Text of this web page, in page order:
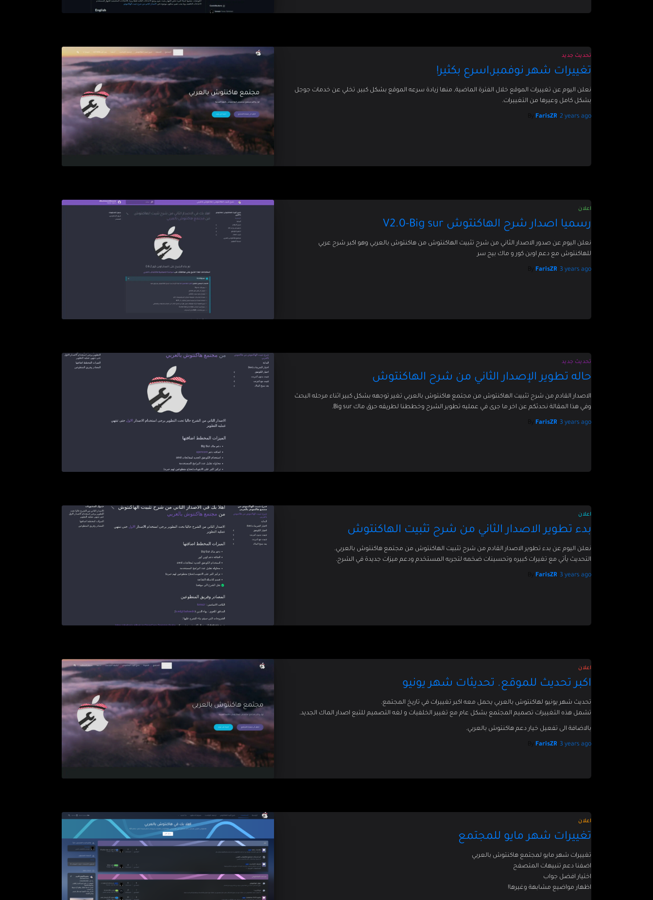
تحديث جديد
تغييرات شهر نوفمبر,اسرع بكثير!
نعلن اليوم عن تغييرات الموقع خلال الفترة الماضية, منها زيادة سرعه الموقع بشكل كبير, تخلي عن خدمات جوجل
بشكل كامل وعيرها من التغييرات.
FarisZR, 2 years ago
اعلان
رسميا اصدار شرح الهاكنتوش V2.0-Big sur
نعلن اليوم عن صدور الاصدار الثاني من شرح تثبيت الهاكنتوش من هاكنتوش بالعربي وهو اكبر شرح عربي
للهاكنتوش مع دعم اوبن كور و ماك بيج سر
FarisZR, 3 years ago
تحديث جديد
حاله تطوير الإصدار الثاني من شرح الهاكنتوش
الاصدار القادم من شرح تثبيت الهاكنتوش من مجتمع هاكنتوش بالعربي تغير توجهه بشكل كبير اثناء مرحله البحث
وفي هذا المقالة نحدثكم عن اخر ما جرى في عمليه تطوير الشرح وخططنا لطريقه حرق ماك Big sur.
FarisZR, 3 years ago
اعلان
بدء تطوير الاصدار الثاني من شرح تثبيت الهاكنتوش
نعلن اليوم عن بدء تطوير الاصدار القادم من شرح تثبيت الهاكنتوش من مجتمع هاكنتوش بالعربي.
التحديث يأتي مع تغيرات كبيره وتحسينات ضخمه لتجربه المستخدم ودعم ميزات جديدة في الشرح.
FarisZR, 3 years ago
اعلان
اكبر تحديث للموقع. تحديثات شهر يونيو
تحديث شهر يونيو لهاكنتوش بالعربي يحمل معه اكبر تغييرات في تاريخ المجتمع.
تشمل هذه التغييرات تصميم المجتمع بشكل عام مع تغيير الخلفيات و لغه التصميم للتبع اصدار الماك الجديد.
بالاضافة الى تفعيل خيار دعم هاكنتوش بالعربي.
FarisZR, 3 years ago
اعلان
تغييرات شهر مايو للمجتمع
تغييرات شهر مايو لمجتمع هاكنتوش بالعربي
اضفنا دعم تنبيهات المتصفح
اختيار افضل جواب
اظهار مواضيع مشابهة وغيرها!